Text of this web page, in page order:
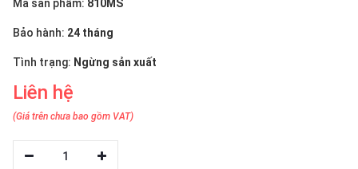
Mã sản phẩm: 810MS
Bảo hành: 24 tháng
Tình trạng: Ngừng sản xuất
Liên hệ
(Giá trên chưa bao gồm VAT)
1
NGỮ
việt
English